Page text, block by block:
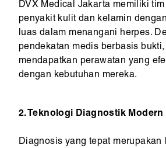
DVX Medical Jakarta memiliki
penyakit kulit dan kelamin
luas dalam menangani herpes.
pendekatan medis berbasis
mendapatkan perawatan yang
dengan kebutuhan mereka.
2. Teknologi Diagnostik Modern
Diagnosis yang tepat merupakan